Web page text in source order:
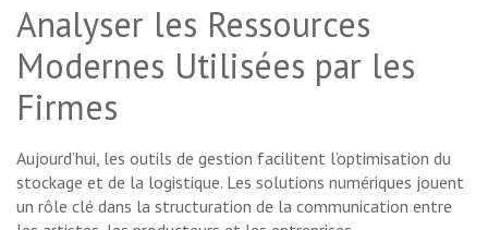
Analyser les Ressources
Modernes Utilisées par les
Firmes
Aujourd’hui, les outils de gestion facilitent l’optimisation du
stockage et de la logistique. Les solutions numériques jouent
un rôle clé dans la structuration de la communication entre